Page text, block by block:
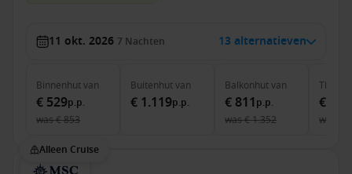
11 okt. 2026 7 Nachten 13 alternatieven
Binnenhutvan
€ 529p.p.
was€ 853
Buitenhutvan
€ 1.119p.p.
Balkonhutvan
€ 811 p.p.
was€ 1.352
The
€
was
Alleen Cruise